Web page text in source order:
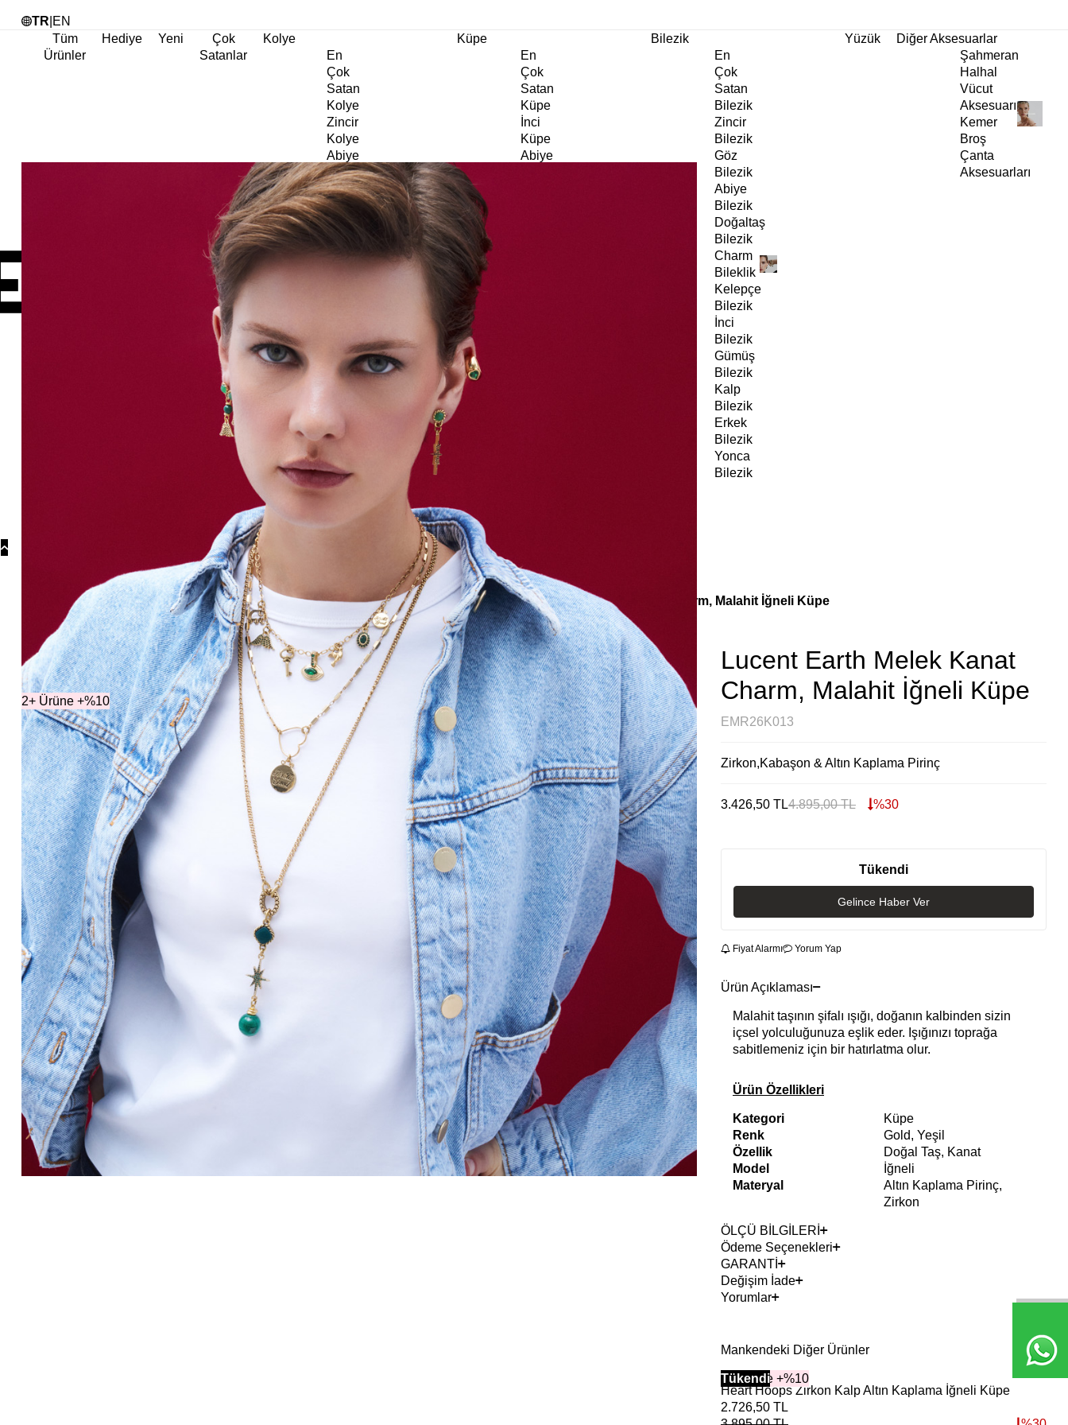
TR EN
Tüm
Ürünler
Hediye Yeni
Çok
Satanlar
Kolye
En
Çok
Satan
Kolye
Zincir
Kolye
Abiye
Kolye
Göz
Kolye
Charm
Doğaltaş
Kolye
Kolye
Kalp
Kolye
Gümüş
Yonca
Kolye
Küpe
En
Çok
Satan
Küpe
İnci
Küpe
Abiye
Bilezik
En
Çok
Satan
Bilezik
Zincir
Bilezik
Göz
Bilezik
Abiye
Bilezik
Doğaltaş
Bilezik
Charm
Bileklik
Kelepçe
Bilezik
İnci
Bilezik
Gümüş
Bilezik
Kalp
Bilezik
Erkek
Bilezik
Yonca
Bilezik
Yüzük
Diğer Aksesuarlar
Şahmeran
Halhal
Vücut
Aksesuarı
Kemer
Broş
Çanta
Aksesuarları
Koleksiyonlar Koleksiyonlar Spirit of Malachite Lucent Earth Melek Kanat Charm, Malahit İğneli Küpe
2+ Ürüne +%10
Lucent Earth Melek Kanat
Charm, Malahit İğneli Küpe
EMR26K013
Zirkon,Kabaşon & Altın Kaplama Pirinç
3.426,50 TL4.895,00TL %30
Tükendi
Gelince Haber Ver
Fiyat Alarmı Yorum Yap
Ürün Açıklaması
Malahit taşının şifalı ışığı, doğanın kalbinden sizin
içsel yolculuğunuza eşlik eder. Işığınızı toprağa
sabitlemeniz için bir hatırlatma olur.
Ürün Özellikleri
Kategori
Küpe
Renk
Gold, Yeşil
Özellik
Doğal Taş, Kanat
Model
İğneli
Materyal
Altın Kaplama Pirinç,
Zirkon
ÖLÇÜ BİLGİLERİ
Ödeme Seçenekleri
GARANTİ
Değişim İade
Yorumlar
Mankendeki Diğer Ürünler
2+ Ürüne +%10
Tükendi
Heart Hoops Zirkon Kalp Altın Kaplama İğneli Küpe
2.726,50 TL